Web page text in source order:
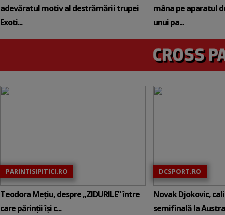
adevăratul motiv al destrămării trupei
Exoti...
mâna pe aparatul
unui pa...
PARINTISIPITICI.RO
Teodora Mețiu, despre „ZIDURILE” între
care părinții își c...
DCSPORT.RO
Novak Djokovic,
semifinală la